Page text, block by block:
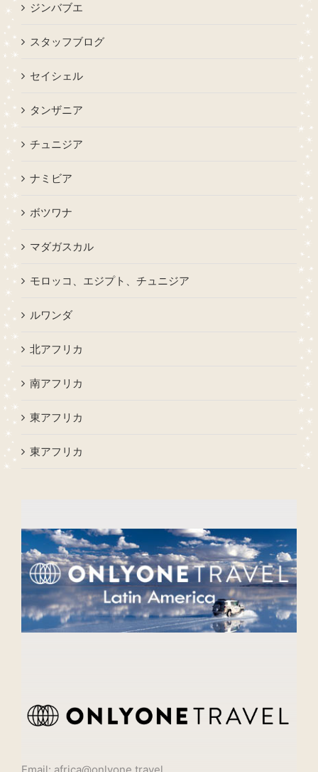
ジンバブエ
スタッフブログ
セイシェル
タンザニア
チュニジア
ナミビア
ボツワナ
マダガスカル
モロッコ、エジプト、チュニジア
ルワンダ
北アフリカ
南アフリカ
東アフリカ
東アフリカ